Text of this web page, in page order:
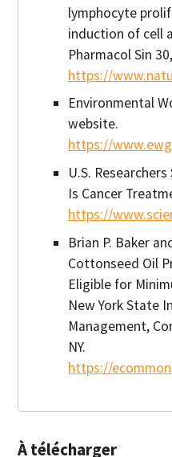
lymphocyte
induction of cell
Pharmacol Sin
https://
Environmental
website.
https://
U.S.
Is Cancer
https://
Brian P. Baker
Cottonseed Oil
Eligible for
New York State
Management,
NY.
https://
À télécharger
Nom de
Adresse postale*
Pays
Numéro de